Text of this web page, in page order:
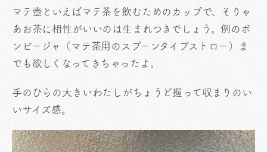
マテ壺といえばマテ茶を飲むためのカップで、そりゃ
あお茶に相性がいいのは生まれつきでしょう。例のボ
ンビージャ（マテ茶用のスプーンタイプストロー）ま
でも欲しくなってきちゃったよ。
手のひらの大きいわたしがちょうど握って収まりのい
いサイズ感。